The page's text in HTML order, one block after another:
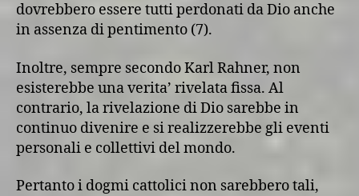
dovrebbero essere tutti perdonati da Dio anche
in assenza di pentimento (7).
Inoltre, sempre secondo Karl Rahner, non
esisterebbe una verita’ rivelata fissa. Al
contrario, la rivelazione di Dio sarebbe in
continuo divenire e si realizzerebbe gli eventi
personali e collettivi del mondo.
Pertanto i dogmi cattolici non sarebbero tali,